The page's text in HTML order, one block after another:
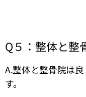
Q５：整体と整
A.整体と整骨院は
す。